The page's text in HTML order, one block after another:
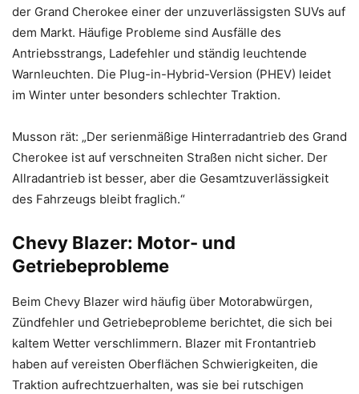
der Grand Cherokee einer der unzuverlässigsten SUVs auf
dem Markt. Häufige Probleme sind Ausfälle des
Antriebsstrangs, Ladefehler und ständig leuchtende
Warnleuchten. Die Plug-in-Hybrid-Version (PHEV) leidet
im Winter unter besonders schlechter Traktion.
Musson rät: „Der serienmäßige Hinterradantrieb des Grand
Cherokee ist auf verschneiten Straßen nicht sicher. Der
Allradantrieb ist besser, aber die Gesamtzuverlässigkeit
des Fahrzeugs bleibt fraglich.“
Chevy Blazer: Motor- und
Getriebeprobleme
Beim Chevy Blazer wird häufig über Motorabwürgen,
Zündfehler und Getriebeprobleme berichtet, die sich bei
kaltem Wetter verschlimmern. Blazer mit Frontantrieb
haben auf vereisten Oberflächen Schwierigkeiten, die
Traktion aufrechtzuerhalten, was sie bei rutschigen